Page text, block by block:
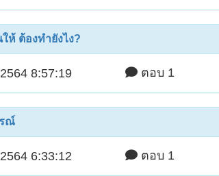
ห้ ต้องทำยังไง?
8:57:19 ตอบ 1
ณ์
6:33:12 ตอบ 1